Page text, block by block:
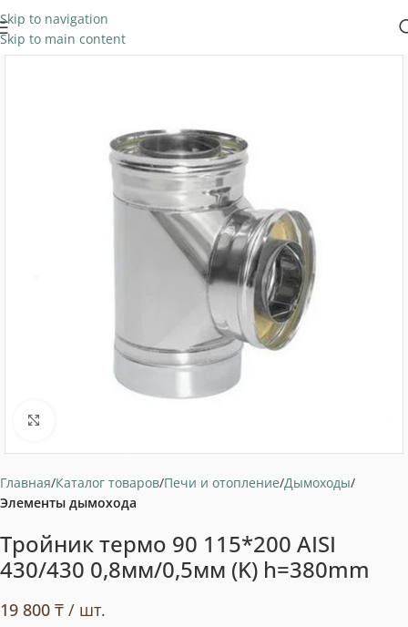
Skip to navigation
Skip to main content
Главная Каталог товаров Печи и отопление Дымоходы
Элементы дымохода
Тройник термо 90 115*200 AISI
430/430 0,8мм/0,5мм (K) h=380mm
19 800 ₸ / шт.